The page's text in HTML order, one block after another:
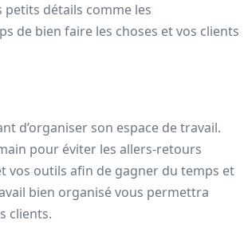
petits détails comme les
de bien faire les choses et vos clients
d’organiser son espace de travail.
pour éviter les allers-retours
vos outils afin de gagner du temps et
bien organisé vous permettra
clients.